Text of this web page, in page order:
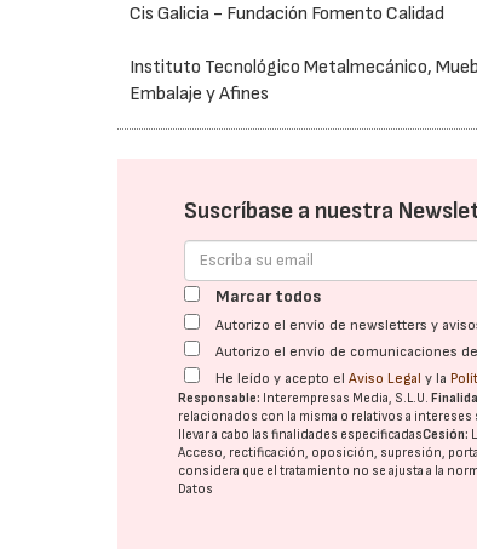
Cis Galicia - Fundación Fomento Calidad
Instituto Tecnológico Metalmecánico,
Embalaje y Afines
Suscríbase a nuestra
Marcar todos
Autorizo el envío de newsletters y
Autorizo el envío de comunicaciones
He leído y acepto elAviso Legal y la
Responsable: Interempresas Media, S.L.U.
relacionados con la misma o relativos a
llevar a cabo las finalidades especificadasCesión:
Acceso, rectificación, oposición, supresión,
considera que el tratamiento no se ajusta a la
Datos